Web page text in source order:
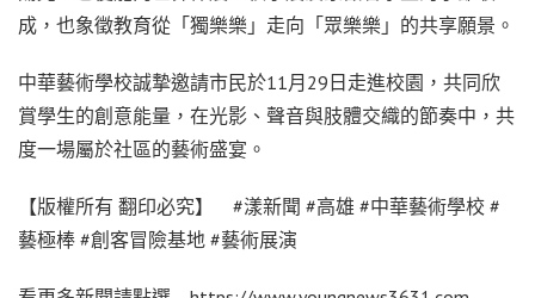
成，也象徵教育從「獨樂樂」走向「眾樂樂」的共享願景。
中華藝術學校誠摯邀請市民於11月29日走進校園，共同欣
賞學生的創意能量，在光影、聲音與肢體交織的節奏中，共
度一場屬於社區的藝術盛宴。
【版權所有 翻印必究】 #漾新聞 #高雄 #中華藝術學校 #
藝極棒 #創客冒險基地 #藝術展演